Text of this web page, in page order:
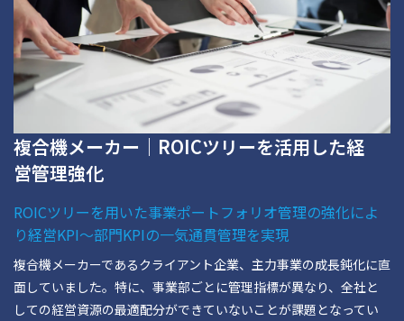
複合機メーカー｜ROICツリーを活用した経
営管理強化
ROICツリーを用いた事業ポートフォリオ管理の強化によ
り経営KPI～部門KPIの一気通貫管理を実現
複合機メーカーであるクライアント企業、主力事業の成長鈍化に直
面していました。特に、事業部ごとに管理指標が異なり、全社と
しての経営資源の最適配分ができていないことが課題となってい